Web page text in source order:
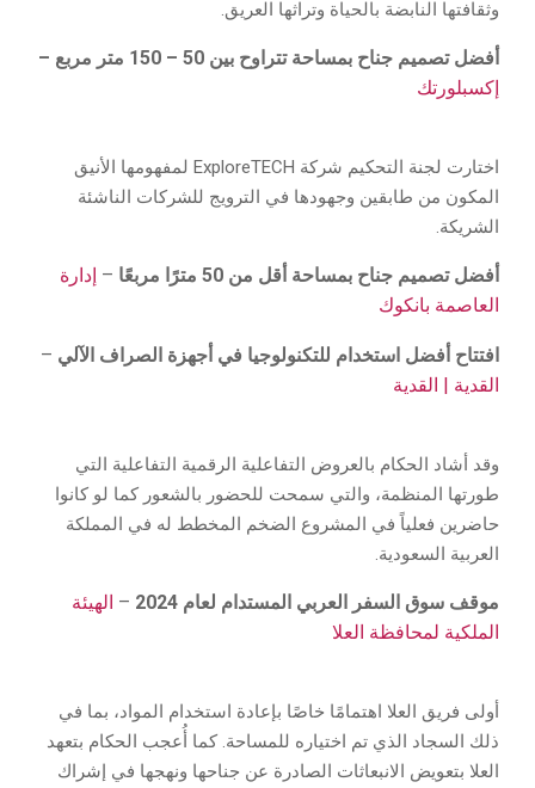
وثقافتها النابضة بالحياة وتراثها العريق.
أفضل تصميم جناح بمساحة تتراوح بين 50 – 150 متر مربع –
إكسبلورتك
اختارت لجنة التحكيم شركة ExploreTECH لمفهومها الأنيق
المكون من طابقين وجهودها في الترويج للشركات الناشئة
الشريكة.
أفضل تصميم جناح بمساحة أقل من 50 مترًا مربعًا – إدارة
العاصمة بانكوك
افتتاح أفضل استخدام للتكنولوجيا في أجهزة الصراف الآلي –
القدية | القدية
وقد أشاد الحكام بالعروض التفاعلية الرقمية التفاعلية التي
طورتها المنظمة، والتي سمحت للحضور بالشعور كما لو كانوا
حاضرين فعلياً في المشروع الضخم المخطط له في المملكة
العربية السعودية.
موقف سوق السفر العربي المستدام لعام 2024 – الهيئة
الملكية لمحافظة العلا
أولى فريق العلا اهتمامًا خاصًا بإعادة استخدام المواد، بما في
ذلك السجاد الذي تم اختياره للمساحة. كما أُعجب الحكام بتعهد
العلا بتعويض الانبعاثات الصادرة عن جناحها ونهجها في إشراك